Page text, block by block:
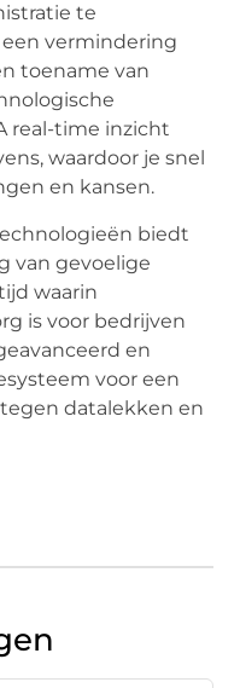
te
vermindering
toename van
real-time inzicht
waardoor je snel
en kansen.
biedt
van gevoelige
waarin
is voor bedrijven
en
voor een
datalekken en